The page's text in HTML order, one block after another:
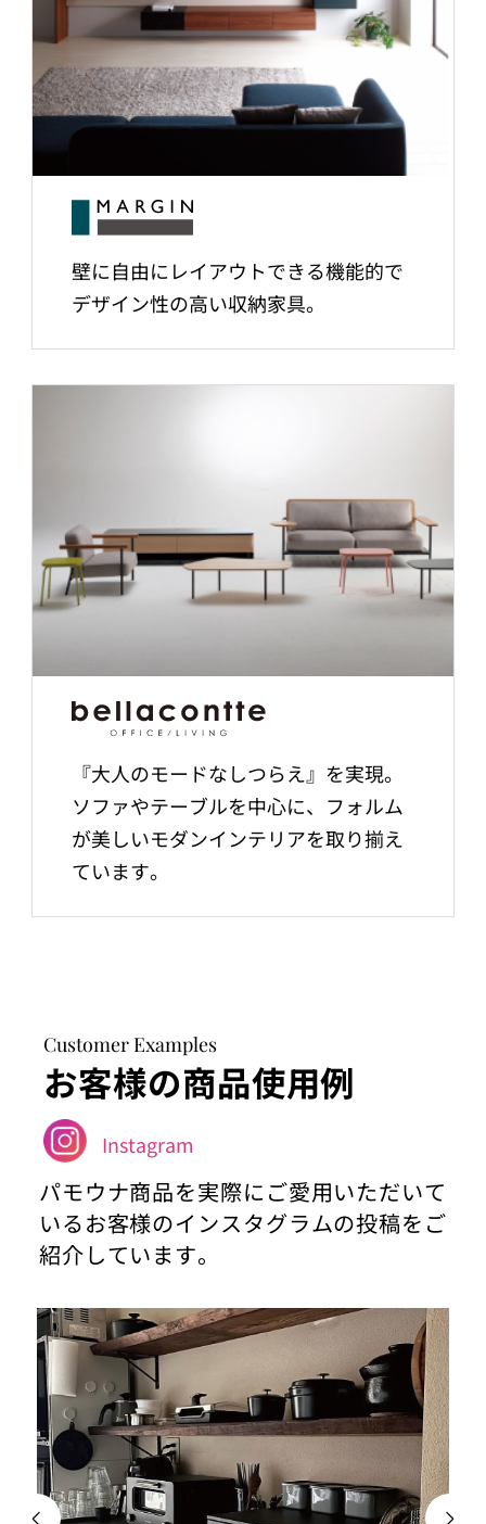
壁に自由にレイアウトできる機能的で
デザイン性の高い収納家具。
『大人のモードなしつらえ』を実現。
ソファやテーブルを中心に、フォルム
が美しいモダンインテリアを取り揃え
ています。
Customer Examples
お客様の商品使用例
Instagram
パモウナ商品を実際にご愛用いただいて
いるお客様のインスタグラムの投稿をご
紹介しています。